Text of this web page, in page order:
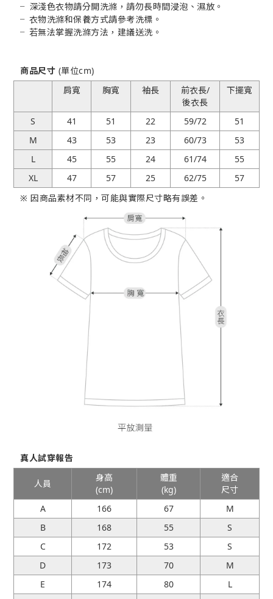
╴深淺色衣物請分開洗滌， 請勿長時間浸泡、濕放。
╴衣物洗滌和保養方式請參考洗標。
╴若無法掌握洗滌方法，建議送洗。
商品尺寸 (單位cm)
肩寬
胸寬 袖長
前衣長/
後衣長
下擺寬
S 41 51 22 59/72
51
M
43 53 23 60/73
53
L
45 55 24 61/74
55
XL
47 57 25 62/75
57
※ 因商品素材不同，可能與實際尺寸略有誤差。
真人試穿報告
人員
身高
(cm)
體重
(kg)
適合
尺寸
A
166 67
M
B
168 55
S
C
172 53
S
D
173 70
M
E
174 80
L